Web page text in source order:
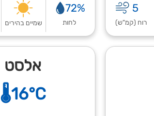
5
רוח (קמ"ש)
72%
לחות שמיים בהירים
אלסט
🌡️16°C